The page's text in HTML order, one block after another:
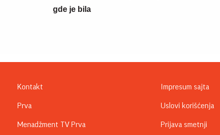
gde je bila
Kontakt
Prva
Menadžment TV Prva
Impresum sajta
Uslovi korišćenja
Prijava smetnji